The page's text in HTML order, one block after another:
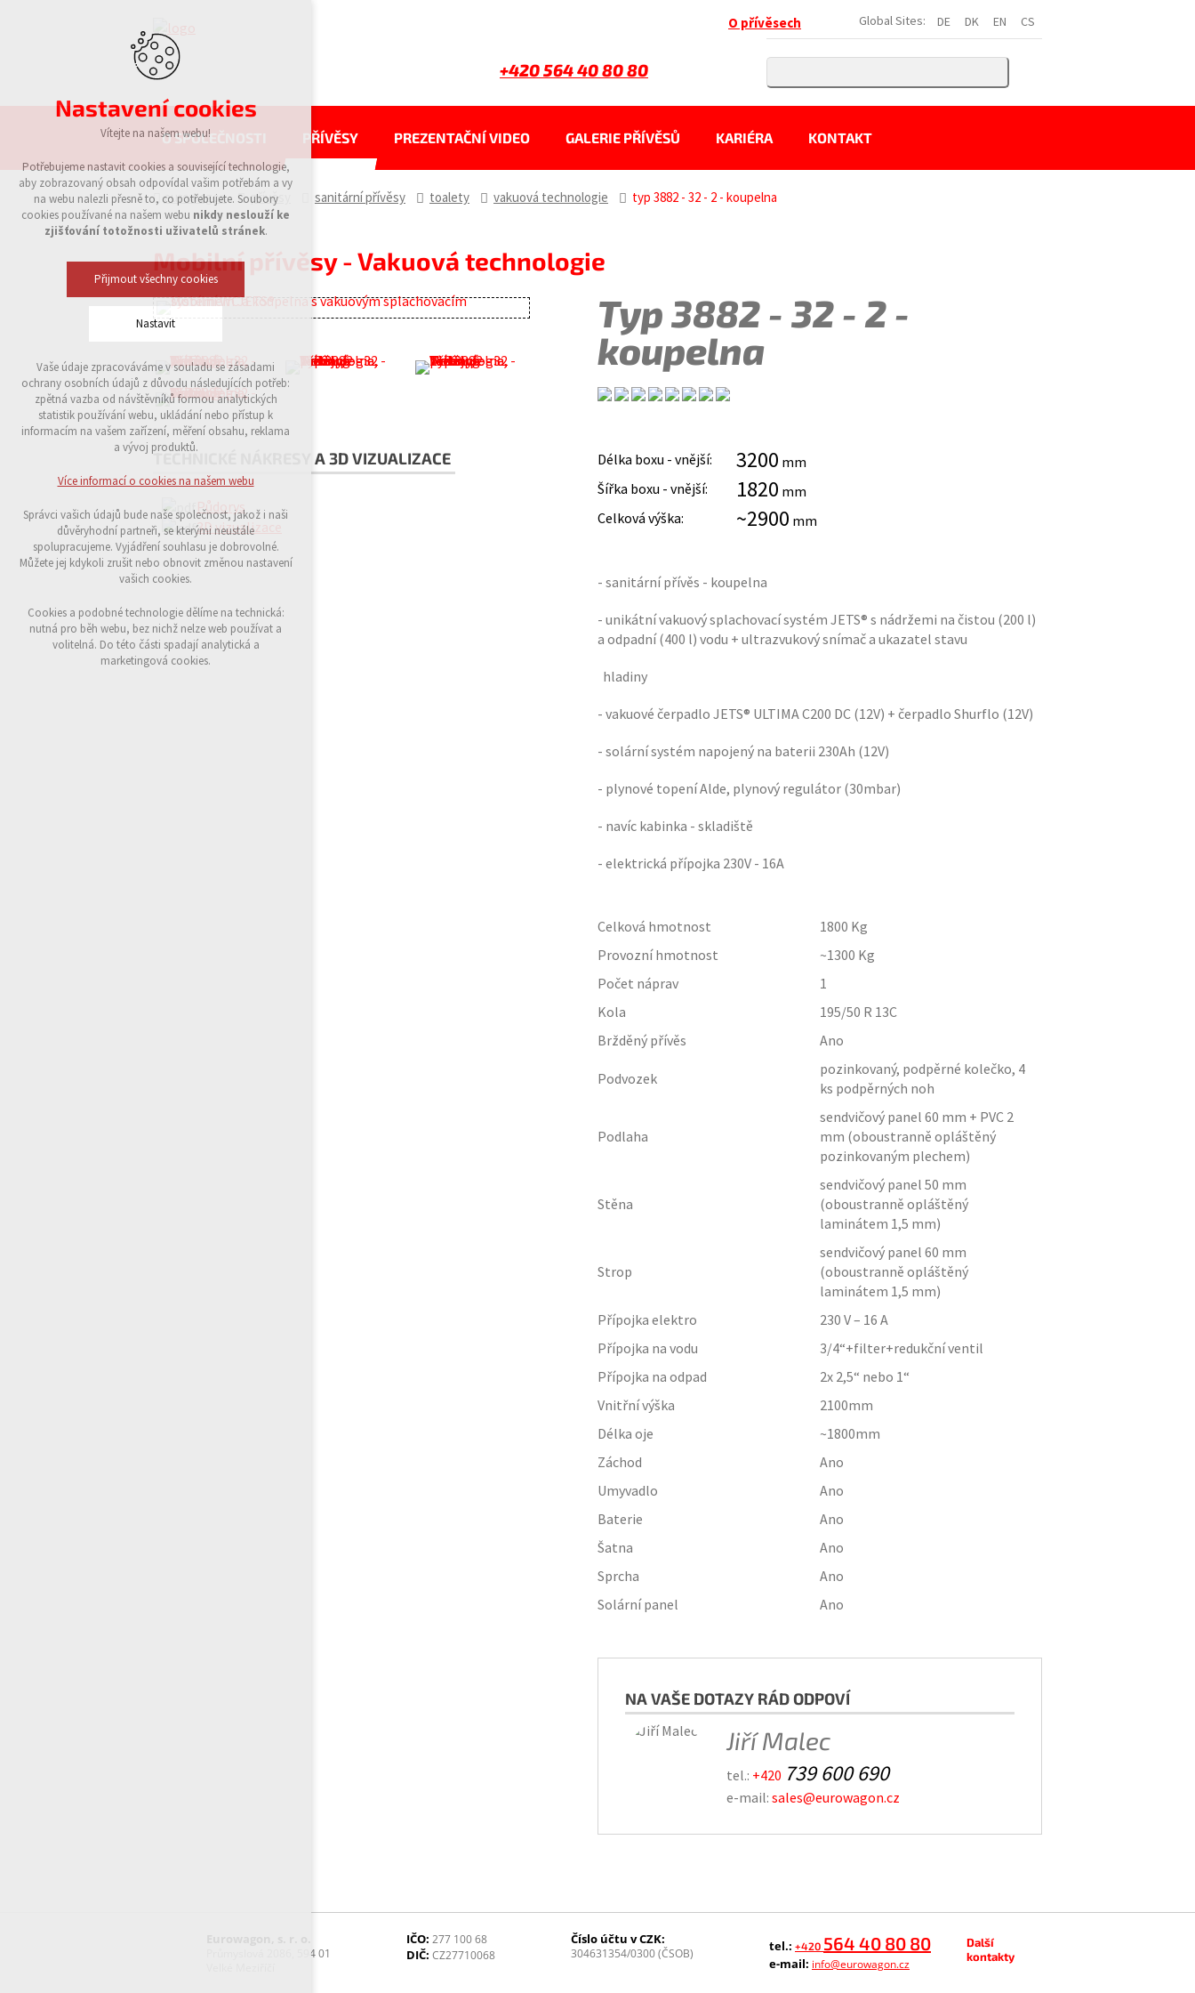
DE DK EN CS
Global Sites:
O přívěsech
+420 564 40 80 80
O SPOLEČNOSTI PŘÍVĚSY PREZENTAČNÍ VIDEO GALERIE PŘÍVĚSŮ KARIÉRA KONTAKT
eurowagon přívěsy sanitární přívěsy toalety vakuová technologie typ 3882 - 32 - 2 - koupelna
Mobilní přívěsy - Vakuová technologie
Typ 3882 - 32 - 2 -
koupelna
Délka boxu - vnější: 3200 mm
Šířka boxu - vnější:
1820 mm
Celková výška:
~2900 mm
- sanitární přívěs - koupelna
- unikátní vakuový splachovací systém JETS® s nádržemi na čistou (200 l)
a odpadní (400 l) vodu + ultrazvukový snímač a ukazatel stavu
hladiny
- vakuové čerpadlo JETS® ULTIMA C200 DC (12V) + čerpadlo Shurflo (12V)
- solární systém napojený na baterii 230Ah (12V)
- plynové topení Alde, plynový regulátor (30mbar)
- navíc kabinka - skladiště
- elektrická přípojka 230V - 16A
Celková hmotnost 1800 Kg
Provozní hmotnost
~1300 Kg
Počet náprav
1
Kola
195/50 R 13C
Bržděný přívěs
Ano
Podvozek
pozinkovaný, podpěrné kolečko, 4
ks podpěrných noh
Podlaha
sendvičový panel 60 mm + PVC 2
mm (oboustranně opláštěný
pozinkovaným plechem)
Stěna
sendvičový panel 50 mm
(oboustranně opláštěný
laminátem 1,5 mm)
Strop
sendvičový panel 60 mm
(oboustranně opláštěný
laminátem 1,5 mm)
Přípojka elektro
230 V – 16 A
Přípojka na vodu
3/4“+filter+redukční ventil
Přípojka na odpad
2x 2,5“ nebo 1“
Vnitřní výška
2100mm
Délka oje
~1800mm
Záchod
Ano
Umyvadlo
Ano
Baterie
Ano
Šatna
Ano
Sprcha
Ano
Solární panel
Ano
NA VAŠE DOTAZY RÁD ODPOVÍ
Jiří Malec
tel.: +420 739 600 690
e-mail: sales@eurowagon.cz
TECHNICKÉ NÁKRESY A 3D VIZUALIZACE
Půdorys
3D vizualizace
Průmyslová 2086, 594 01
IČO: 277 100 68
DIČ: CZ27710068
Číslo účtu v CZK:
304631354/0300 (ČSOB) tel.: +420 564 40 80 80
e-mail: info@eurowagon.cz
Další
kontakty
Nastavení cookies
Vítejte na našem webu!
Potřebujeme nastavit cookies a související technologie,
aby zobrazovaný obsah odpovídal vašim potřebám a vy
na webu nalezli přesně to, co potřebujete. Soubory
cookies používané na našem webu nikdy neslouží ke
zjišťování totožnosti uživatelů stránek.
Přijmout všechny cookies
Nastavit
Technická cookies
nutná pro provozování webu
udržení kontextu stránek (session): případná
přihlášení, volby jazyka, apod.
analytická pro anonymizované vyhodnocení
návštěvnosti
marketingová cookies (Google)
Více informací o cookies na našem webu
Odmítnout vše
Vaše údaje zpracováváme v souladu se zásadami
ochrany osobních údajů z důvodu následujících potřeb:
zpětná vazba od návštěvníků formou analytických
statistik používání webu, ukládání nebo přístup k
informacím na vašem zařízení, měření obsahu, reklama
a vývoj produktů.
Více informací o cookies na našem webu
Správci vašich údajů bude naše společnost, jakož i naši
důvěryhodní partneři, se kterými neustále
spolupracujeme. Vyjádření souhlasu je dobrovolné.
Můžete jej kdykoli zrušit nebo obnovit změnou nastavení
vašich cookies.
Cookies a podobné technologie dělíme na technická:
nutná pro běh webu, bez nichž nelze web používat a
volitelná. Do této části spadají analytická a
marketingová cookies.